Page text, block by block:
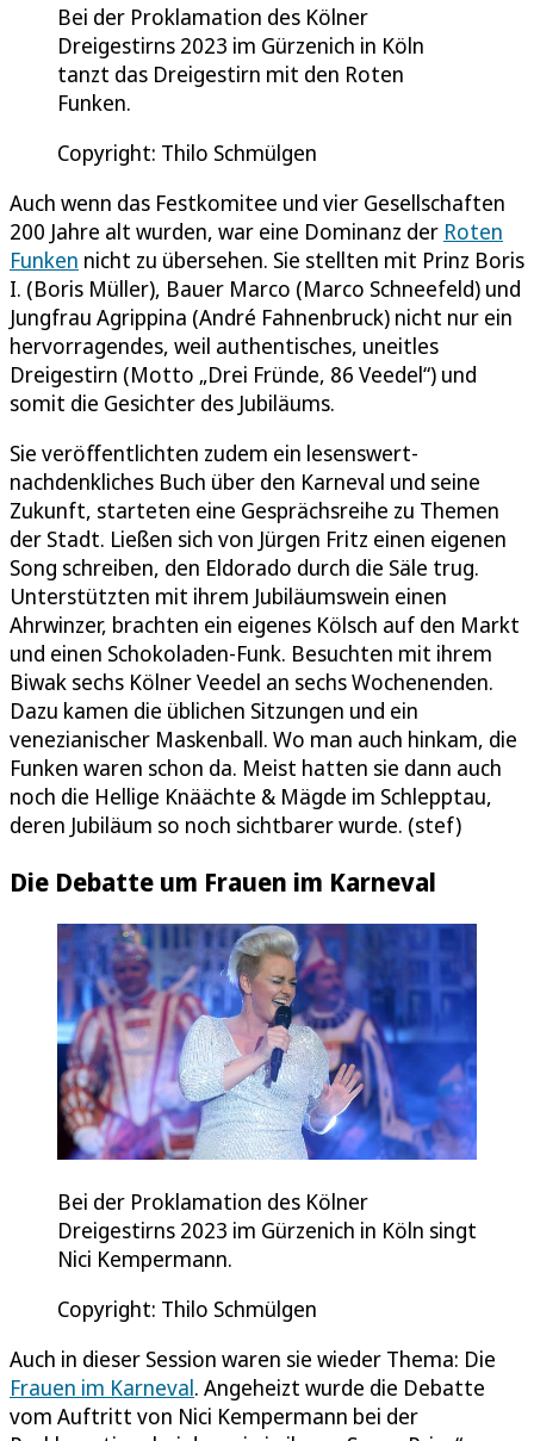
Bei der Proklamation des Kölner
Dreigestirns 2023 im Gürzenich in Köln
tanzt das Dreigestirn mit den Roten
Funken.
Copyright: Thilo Schmülgen
Auch wenn das Festkomitee und vier Gesellschaften
200 Jahre alt wurden, war eine Dominanz der Roten
Funken nicht zu übersehen. Sie stellten mit Prinz Boris
I. (Boris Müller), Bauer Marco (Marco Schneefeld) und
Jungfrau Agrippina (André Fahnenbruck) nicht nur ein
hervorragendes, weil authentisches, uneitles
Dreigestirn (Motto „Drei Fründe, 86 Veedel“) und
somit die Gesichter des Jubiläums.
Sie veröffentlichten zudem ein lesenswert-
nachdenkliches Buch über den Karneval und seine
Zukunft, starteten eine Gesprächsreihe zu Themen
der Stadt. Ließen sich von Jürgen Fritz einen eigenen
Song schreiben, den Eldorado durch die Säle trug.
Unterstützten mit ihrem Jubiläumswein einen
Ahrwinzer, brachten ein eigenes Kölsch auf den Markt
und einen Schokoladen-Funk. Besuchten mit ihrem
Biwak sechs Kölner Veedel an sechs Wochenenden.
Dazu kamen die üblichen Sitzungen und ein
venezianischer Maskenball. Wo man auch hinkam, die
Funken waren schon da. Meist hatten sie dann auch
noch die Hellige Knäächte & Mägde im Schlepptau,
deren Jubiläum so noch sichtbarer wurde. (stef)
Die Debatte um Frauen im Karneval
Bei der Proklamation des Kölner
Dreigestirns 2023 im Gürzenich in Köln singt
Nici Kempermann.
Copyright: Thilo Schmülgen
Auch in dieser Session waren sie wieder Thema: Die
Frauen im Karneval. Angeheizt wurde die Debatte
vom Auftritt von Nici Kempermann bei der